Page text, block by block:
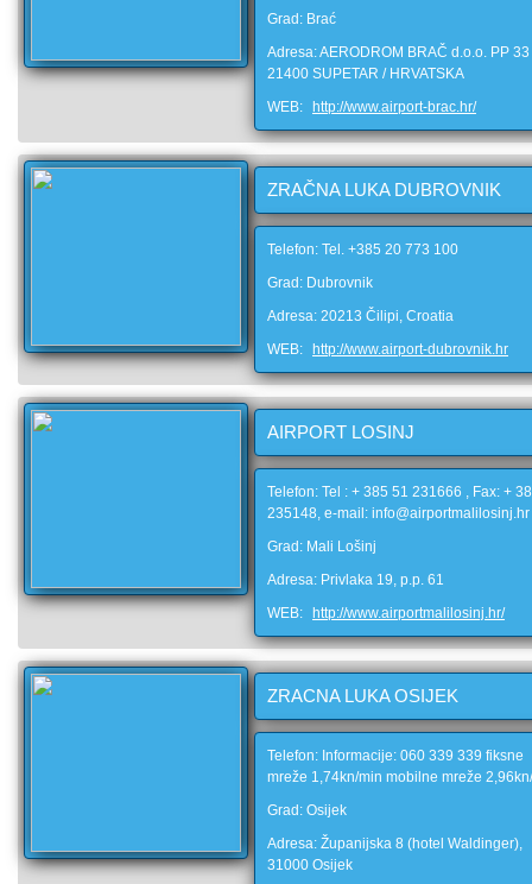
Grad: Brać
Adresa: AERODROM BRAČ d.o.o. PP 33
21400 SUPETAR / HRVATSKA
WEB:
http://www.airport-brac.hr/
ZRAČNA LUKA DUBROVNIK
Telefon: Tel. +385 20 773 100
Grad: Dubrovnik
Adresa: 20213 Čilipi, Croatia
WEB:
http://www.airport-dubrovnik.hr
AIRPORT LOSINJ
Telefon: Tel : + 385 51 231666 , Fax: +
235148, e-mail: info@airportmalilosinj.hr
Grad: Mali Lošinj
Adresa: Privlaka 19, p.p. 61
WEB:
http://www.airportmalilosinj.hr/
ZRACNA LUKA OSIJEK
Telefon: Informacije: 060 339 339 fiksne
mreže 1,74kn/min mobilne mreže
Grad: Osijek
Adresa: Županijska 8 (hotel Waldinger),
31000 Osijek